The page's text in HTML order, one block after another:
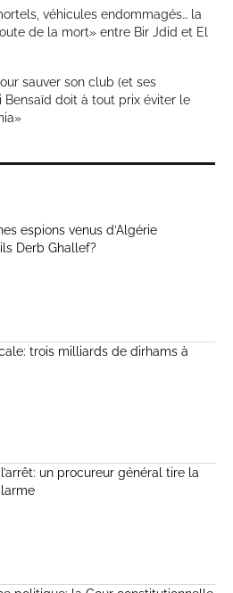
véhicules endommagés… la
de la mort» entre Bir Jdid et El
sauver son club (et ses
Bensaïd doit à tout prix éviter le
espions venus d’Algérie
Derb Ghallef?
trois milliards de dirhams à
un procureur général tire la